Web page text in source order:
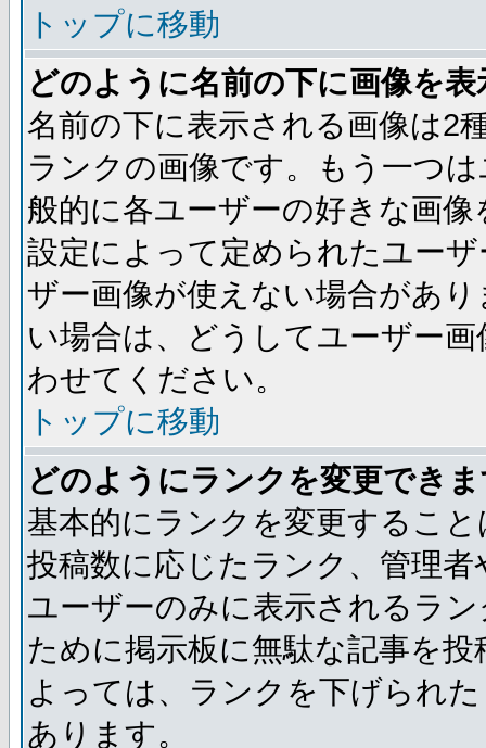
トップに移動
どのように名前の下に画像を
名前の下に表示される画像は2
ランクの画像です。もう一つ
般的に各ユーザーの好きな画
設定によって定められたユー
ザー画像が使えない場合があ
い場合は、どうしてユーザー
わせてください。
トップに移動
どのようにランクを変更でき
基本的にランクを変更するこ
投稿数に応じたランク、管理
ユーザーのみに表示されるラ
ために掲示板に無駄な記事を
よっては、ランクを下げられ
あります。